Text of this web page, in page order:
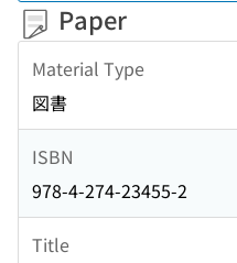
Paper
Material Type
図書
ISBN
978-4-274-23455-2
Title